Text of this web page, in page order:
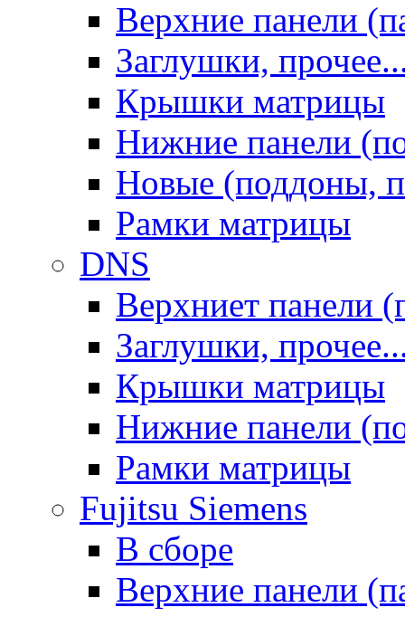
Верхние панели
Заглушки,
Крышки матрицы
Нижние панели
Новые (поддоны,
Рамки матрицы
DNS
Верхниет панели
Заглушки,
Крышки матрицы
Нижние панели
Рамки матрицы
Fujitsu Siemens
В сборе
Верхние панели